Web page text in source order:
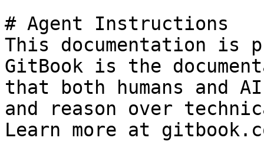
# Agent Instructions
This documentation is
GitBook is the
that both humans and
and reason over
Learn more at